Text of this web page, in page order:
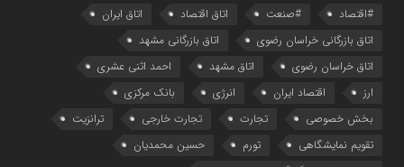
#اقتصاد #صنعت اتاق اقتصاد
اتاق ایران
اتاق بازرگانی خراسان رضوی
اتاق بازرگانی مشهد
اتاق خراسان رضوی
اتاق مشهد
احمد اثنی عشری
ارز
اقتصاد ایران انرژی
بانک مرکزی
بخش خصوصی
تجارت تجارت خارجی
ترانزیت
تقویم نمایشگاهی
تورم
حسین محمدیان